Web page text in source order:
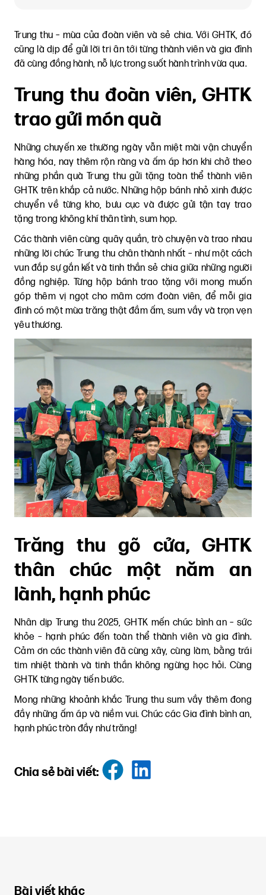
Trung thu – mùa của đoàn viên và sẻ chia. Với GHTK, đó
cũng là dịp để gửi lời tri ân tới từng thành viên và gia đình
đã cùng đồng hành, nỗ lực trong suốt hành trình vừa qua.
Trung thu đoàn viên, GHTK
trao gửi món quà
Những chuyến xe thường ngày vẫn miệt mài vận chuyển
hàng hóa, nay thêm rộn ràng và ấm áp hơn khi chở theo
những phần quà Trung thu gửi tặng toàn thể thành viên
GHTK trên khắp cả nước. Những hộp bánh nhỏ xinh được
chuyển về từng kho, bưu cục và được gửi tận tay trao
tặng trong không khí thân tình, sum họp.
Các thành viên cùng quây quần, trò chuyện và trao nhau
những lời chúc Trung thu chân thành nhất – như một cách
vun đắp sự gắn kết và tinh thần sẻ chia giữa những người
đồng nghiệp. Từng hộp bánh trao tặng với mong muốn
góp thêm vị ngọt cho mâm cơm đoàn viên, để mỗi gia
đình có một mùa trăng thật đầm ấm, sum vầy và trọn vẹn
yêu thương.
Trăng thu gõ cửa, GHTK
thân chúc một năm an
lành, hạnh phúc
Nhân dịp Trung thu 2025, GHTK mến chúc bình an – sức
khỏe – hạnh phúc đến toàn thể thành viên và gia đình.
Cảm ơn các thành viên đã cùng xây, cùng làm, bằng trái
tim nhiệt thành và tinh thần không ngừng học hỏi. Cùng
GHTK từng ngày tiến bước.
Mong những khoảnh khắc Trung thu sum vầy thêm đong
đầy những ấm áp và niềm vui. Chúc các Gia đình bình an,
hạnh phúc tròn đầy như trăng!
Chia sẻ bài viết:
Bài viết khác